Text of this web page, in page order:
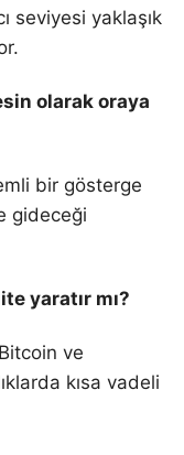
seviyesi yaklaşık
olarak oraya
bir gösterge
gideceği
yaratır mı?
ve
kısa vadeli